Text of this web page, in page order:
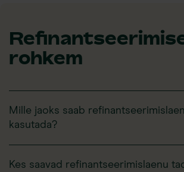
rohkem
Mille jaoks saab
kasutada?
Refinantseerimislaenu ainus kasutusviis
võetud eelneva probleemse laenu
Kes saavad refinantseerimislaenu